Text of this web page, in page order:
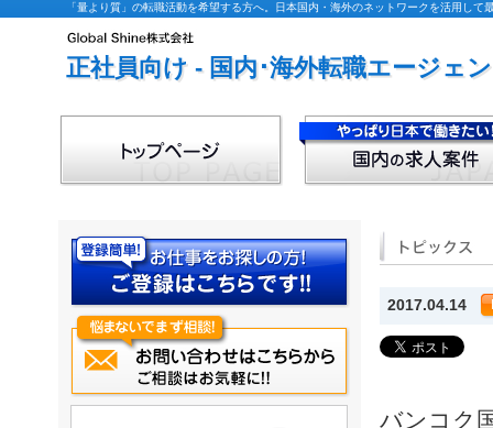
「量より質」の転職活動を希望する方へ。日本国内・海外のネットワークを活用し
正社員向け - 国内･海外転職エージェ
2017.04.14
バンコク